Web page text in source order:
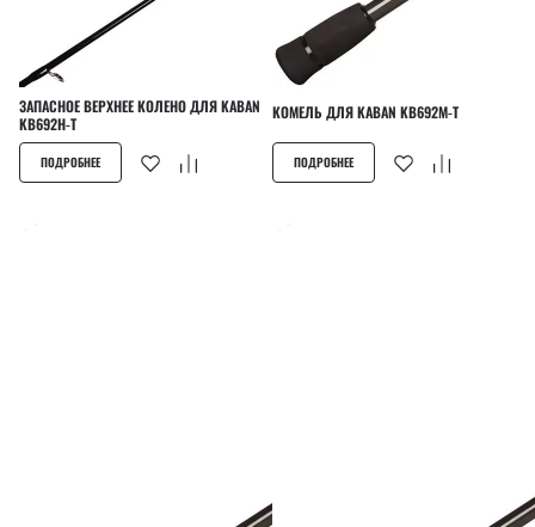
ЗАПАСНОЕ ВЕРХНЕЕ КОЛЕНО ДЛЯ KABAN
KB692H-T
ПОДРОБНЕЕ
КОМЕЛЬ ДЛЯ KABAN KB692M-T
ПОДРОБНЕЕ